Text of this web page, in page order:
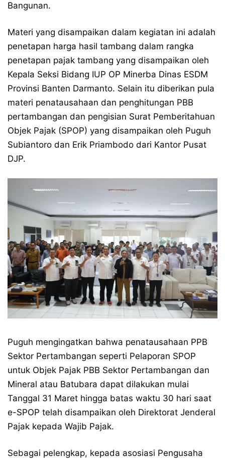
Bangunan.
Materi yang disampaikan dalam kegiatan ini adalah
penetapan harga hasil tambang dalam rangka
penetapan pajak tambang yang disampaikan oleh
Kepala Seksi Bidang IUP OP Minerba Dinas ESDM
Provinsi Banten Darmanto. Selain itu diberikan pula
materi penatausahaan dan penghitungan PBB
pertambangan dan pengisian Surat Pemberitahuan
Objek Pajak (SPOP) yang disampaikan oleh Puguh
Subiantoro dan Erik Priambodo dari Kantor Pusat
DJP.
Puguh mengingatkan bahwa penatausahaan PPB
Sektor Pertambangan seperti Pelaporan SPOP
untuk Objek Pajak PBB Sektor Pertambangan dan
Mineral atau Batubara dapat dilakukan mulai
Tanggal 31 Maret hingga batas waktu 30 hari saat
e-SPOP telah disampaikan oleh Direktorat Jenderal
Pajak kepada Wajib Pajak.
Sebagai pelengkap, kepada asosiasi Pengusaha